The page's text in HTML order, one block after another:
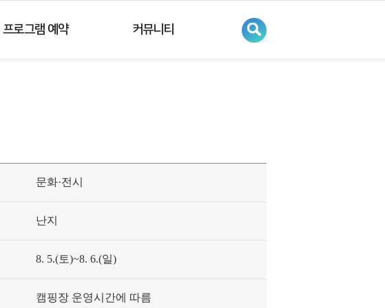
프로그램 예약 커뮤니티
문화·전시
난지
8. 5.(토)~8. 6.(일)
캠핑장 운영시간에 따름